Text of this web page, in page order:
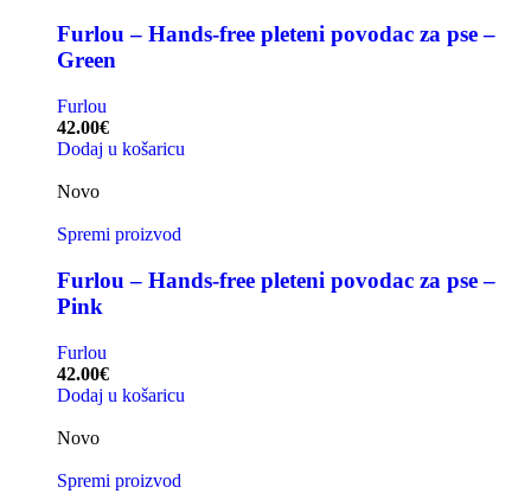
Furlou – Hands-free pleteni povodac za pse –
Green
Furlou
42.00€
Dodaj u košaricu
Novo
Spremi proizvod
Furlou – Hands-free pleteni povodac za pse –
Pink
Furlou
42.00€
Dodaj u košaricu
Novo
Spremi proizvod